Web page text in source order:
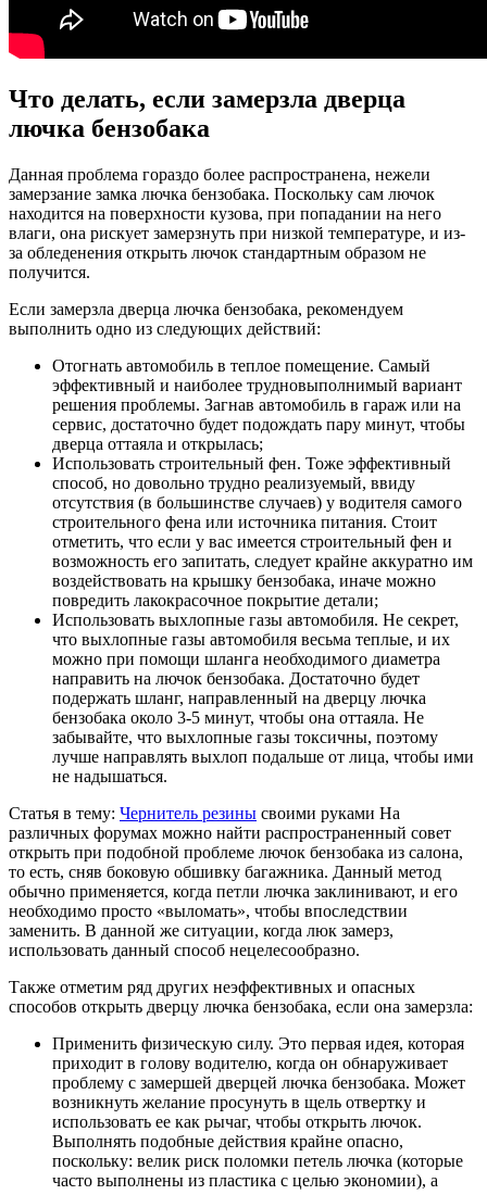
Что делать, если замерзла дверца
лючка бензобака
Данная проблема гораздо более распространена, нежели
замерзание замка лючка бензобака. Поскольку сам лючок
находится на поверхности кузова, при попадании на него
влаги, она рискует замерзнуть при низкой температуре, и из-
за обледенения открыть лючок стандартным образом не
получится.
Если замерзла дверца лючка бензобака, рекомендуем
выполнить одно из следующих действий:
Отогнать автомобиль в теплое помещение. Самый
эффективный и наиболее трудновыполнимый вариант
решения проблемы. Загнав автомобиль в гараж или на
сервис, достаточно будет подождать пару минут, чтобы
дверца оттаяла и открылась;
Использовать строительный фен. Тоже эффективный
способ, но довольно трудно реализуемый, ввиду
отсутствия (в большинстве случаев) у водителя самого
строительного фена или источника питания. Стоит
отметить, что если у вас имеется строительный фен и
возможность его запитать, следует крайне аккуратно им
воздействовать на крышку бензобака, иначе можно
повредить лакокрасочное покрытие детали;
Использовать выхлопные газы автомобиля. Не секрет,
что выхлопные газы автомобиля весьма теплые, и их
можно при помощи шланга необходимого диаметра
направить на лючок бензобака. Достаточно будет
подержать шланг, направленный на дверцу лючка
бензобака около 3-5 минут, чтобы она оттаяла. Не
забывайте, что выхлопные газы токсичны, поэтому
лучше направлять выхлоп подальше от лица, чтобы ими
не надышаться.
Статья в тему: Чернитель резины своими руками На
различных форумах можно найти распространенный совет
открыть при подобной проблеме лючок бензобака из салона,
то есть, сняв боковую обшивку багажника. Данный метод
обычно применяется, когда петли лючка заклинивают, и его
необходимо просто «выломать», чтобы впоследствии
заменить. В данной же ситуации, когда люк замерз,
использовать данный способ нецелесообразно.
Также отметим ряд других неэффективных и опасных
способов открыть дверцу лючка бензобака, если она замерзла:
Применить физическую силу. Это первая идея, которая
приходит в голову водителю, когда он обнаруживает
проблему с замершей дверцей лючка бензобака. Может
возникнуть желание просунуть в щель отвертку и
использовать ее как рычаг, чтобы открыть лючок.
Выполнять подобные действия крайне опасно,
поскольку: велик риск поломки петель лючка (которые
часто выполнены из пластика с целью экономии), а